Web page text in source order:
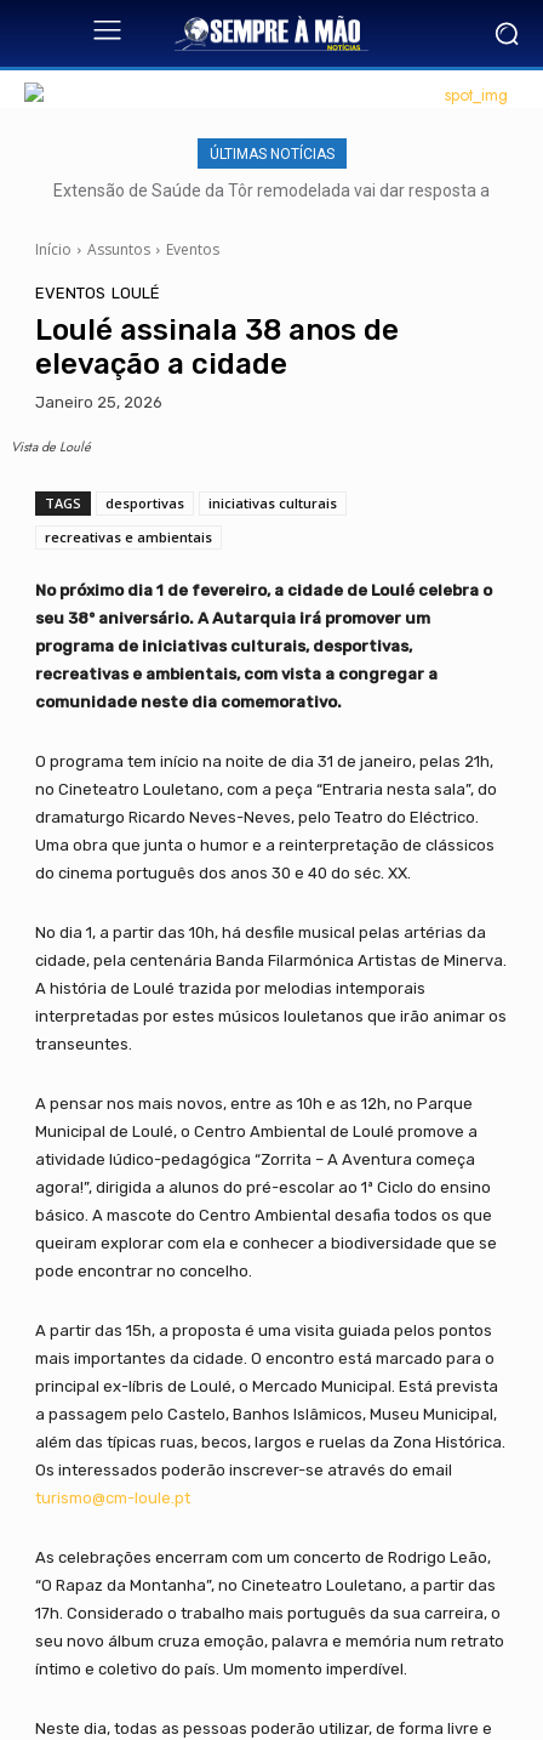
ÚLTIMAS NOTÍCIAS
Extensão de Saúde da Tôr remodelada vai dar resposta a
Início Assuntos Eventos
EVENTOS LOULÉ
Loulé assinala 38 anos de
elevação a cidade
Janeiro 25, 2026
Vista de Loulé
TAGS desportivas
iniciativas culturais
recreativas e ambientais
No próximo dia 1 de fevereiro, a cidade de Loulé celebra o
seu 38º aniversário. A Autarquia irá promover um
programa de iniciativas culturais, desportivas,
recreativas e ambientais, com vista a congregar a
comunidade neste dia comemorativo.
O programa tem início na noite de dia 31 de janeiro, pelas 21h,
no Cineteatro Louletano, com a peça “Entraria nesta sala”, do
dramaturgo Ricardo Neves-Neves, pelo Teatro do Eléctrico.
Uma obra que junta o humor e a reinterpretação de clássicos
do cinema português dos anos 30 e 40 do séc. XX.
No dia 1, a partir das 10h, há desfile musical pelas artérias da
cidade, pela centenária Banda Filarmónica Artistas de Minerva.
A história de Loulé trazida por melodias intemporais
interpretadas por estes músicos louletanos que irão animar os
transeuntes.
A pensar nos mais novos, entre as 10h e as 12h, no Parque
Municipal de Loulé, o Centro Ambiental de Loulé promove a
atividade lúdico-pedagógica “Zorrita – A Aventura começa
agora!”, dirigida a alunos do pré-escolar ao 1ª Ciclo do ensino
básico. A mascote do Centro Ambiental desafia todos os que
queiram explorar com ela e conhecer a biodiversidade que se
pode encontrar no concelho.
A partir das 15h, a proposta é uma visita guiada pelos pontos
mais importantes da cidade. O encontro está marcado para o
principal ex-líbris de Loulé, o Mercado Municipal. Está prevista
a passagem pelo Castelo, Banhos Islâmicos, Museu Municipal,
além das típicas ruas, becos, largos e ruelas da Zona Histórica.
Os interessados poderão inscrever-se através do email
turismo@cm-loule.pt
As celebrações encerram com um concerto de Rodrigo Leão,
“O Rapaz da Montanha”, no Cineteatro Louletano, a partir das
17h. Considerado o trabalho mais português da sua carreira, o
seu novo álbum cruza emoção, palavra e memória num retrato
íntimo e coletivo do país. Um momento imperdível.
Neste dia, todas as pessoas poderão utilizar, de forma livre e